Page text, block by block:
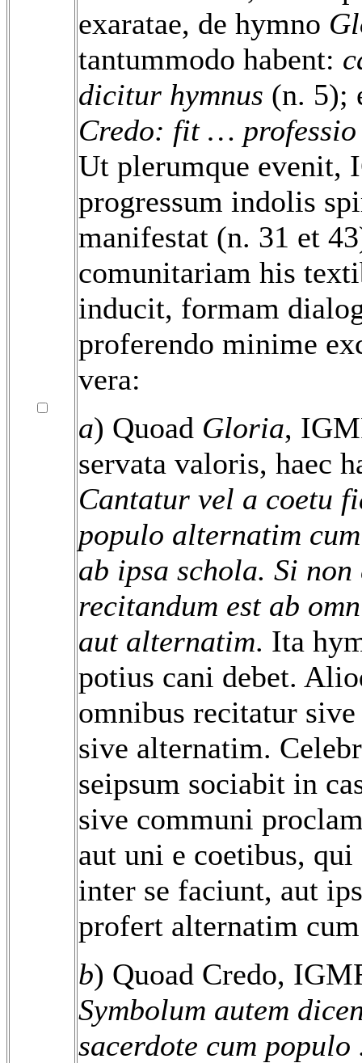
exaratae, de hymno
tantummodo habent:
dicitur hymnus (n. 5);
Credo: fit …
Ut plerumque evenit,
progressum indolis
manifestat (n. 31 et
comunitariam his
inducit, formam
proferendo minime
vera:
a) Quoad Gloria,
servata valoris, haec
Cantatur vel a coetu
populo alternatim
ab ipsa schola. Si
recitandum est ab
aut alternatim. Ita
potius cani debet.
omnibus recitatur
sive alternatim.
seipsum sociabit in
sive communi
aut uni e coetibus,
inter se faciunt, aut
profert alternatim
b) Quoad Credo,
Symbolum autem
sacerdote cum